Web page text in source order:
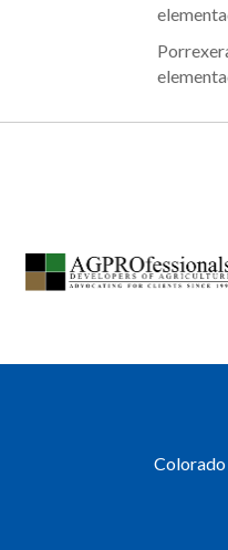
Colorado